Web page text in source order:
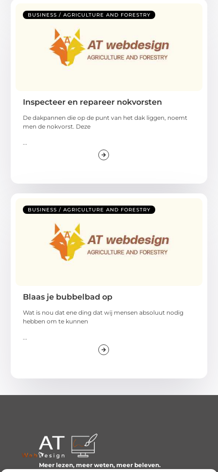
BUSINESS / AGRICULTURE AND FORESTRY
Inspecteer en repareer nokvorsten
De dakpannen die op de punt van het dak liggen, noemt
men de nokvorst. Deze
BUSINESS / AGRICULTURE AND FORESTRY
Blaas je bubbelbad op
Wat is nou dat ene ding dat wij mensen absoluut nodig
hebben om te kunnen
Meer lezen, meer weten, meer beleven.